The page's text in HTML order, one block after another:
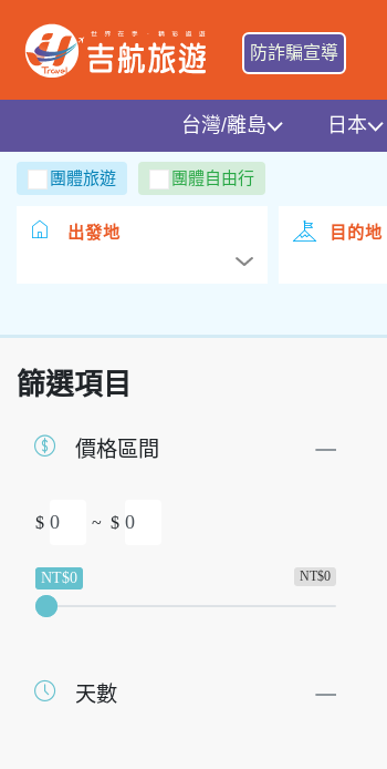
防詐騙宣導
台灣/離島 日本
團體旅遊 團體自由行
出發地 目的地
篩選項目
價格區間
$ ~ $
NT$0
NT$0
天數